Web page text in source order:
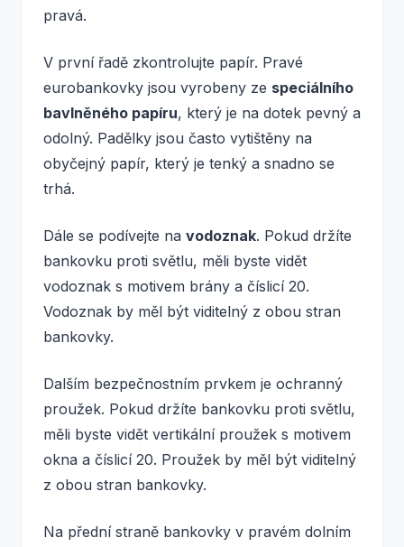
pravá.
V první řadě zkontrolujte papír. Pravé
eurobankovky jsou vyrobeny ze speciálního
bavlněného papíru, který je na dotek pevný a
odolný. Padělky jsou často vytištěny na
obyčejný papír, který je tenký a snadno se
trhá.
Dále se podívejte na vodoznak. Pokud držíte
bankovku proti světlu, měli byste vidět
vodoznak s motivem brány a číslicí 20.
Vodoznak by měl být viditelný z obou stran
bankovky.
Dalším bezpečnostním prvkem je ochranný
proužek. Pokud držíte bankovku proti světlu,
měli byste vidět vertikální proužek s motivem
okna a číslicí 20. Proužek by měl být viditelný
z obou stran bankovky.
Na přední straně bankovky v pravém dolním